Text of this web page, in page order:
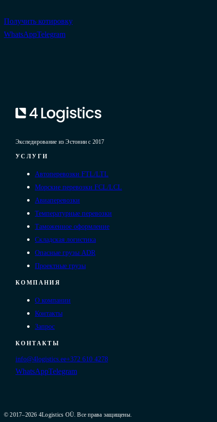
Получить котировку
WhatsAppTelegram
Экспедирование из Эстонии с 2017
УСЛУГИ
Автоперевозки FTL/LTL
Морские перевозки FCL/LCL
Авиаперевозки
Температурные перевозки
Таможенное оформление
Складская логистика
Опасные грузы ADR
Проектные грузы
КОМПАНИЯ
О компании
Контакты
Запрос
КОНТАКТЫ
info@4logistics.ee+372 610 4278
WhatsAppTelegram
© 2017–2026 4Logistics OÜ. Все права защищены.